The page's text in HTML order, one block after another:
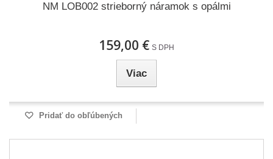
NM LOB002 strieborný náramok s opálmi
159,00 € S DPH
Viac
Pridať do obľúbených